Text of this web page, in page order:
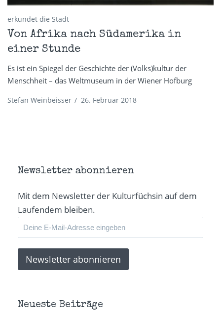
erkundet die Stadt
Von Afrika nach Südamerika in
einer Stunde
Es ist ein Spiegel der Geschichte der (Volks)kultur der
Menschheit – das Weltmuseum in der Wiener Hofburg
Stefan Weinbeisser / 26. Februar 2018
Newsletter abonnieren
Mit dem Newsletter der Kulturfüchsin auf dem
Laufendem bleiben.
Neueste Beiträge